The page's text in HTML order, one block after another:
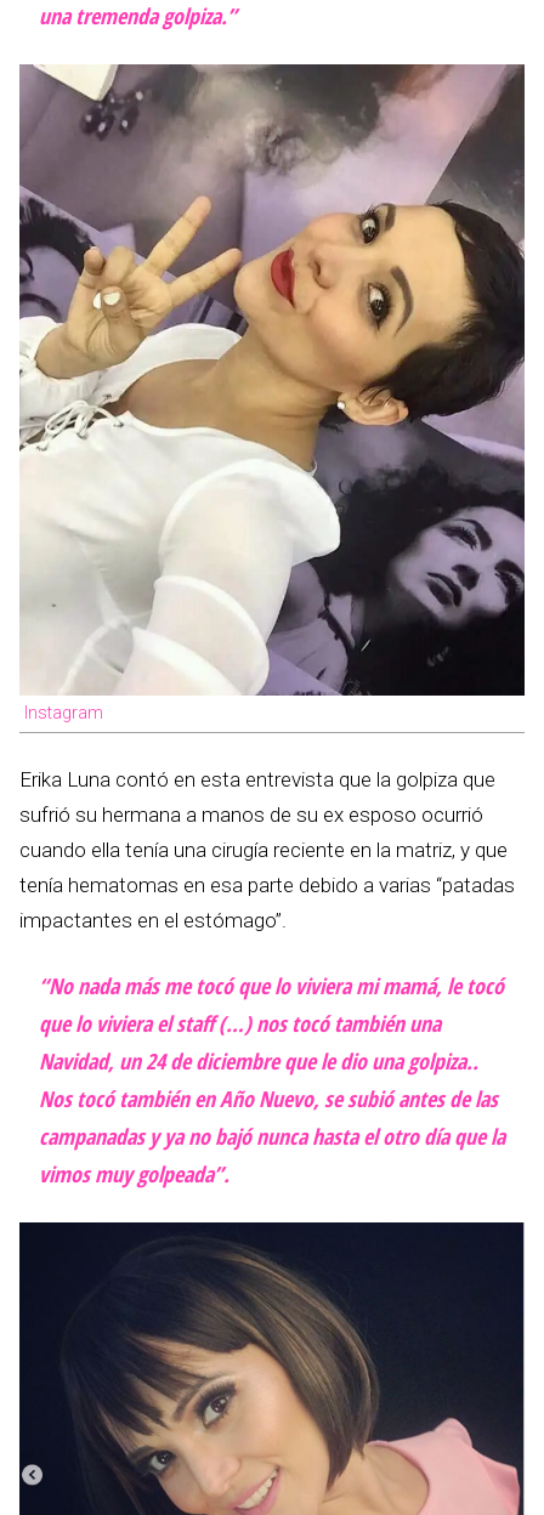
una tremenda golpiza.”
Instagram
Erika Luna contó en esta entrevista que la golpiza que
sufrió su hermana a manos de su ex esposo ocurrió
cuando ella tenía una cirugía reciente en la matriz, y que
tenía hematomas en esa parte debido a varias “patadas
impactantes en el estómago”.
“No nada más me tocó que lo viviera mi mamá, le tocó
que lo viviera el staff (…) nos tocó también una
Navidad, un 24 de diciembre que le dio una golpiza..
Nos tocó también en Año Nuevo, se subió antes de las
campanadas y ya no bajó nunca hasta el otro día que la
vimos muy golpeada”.